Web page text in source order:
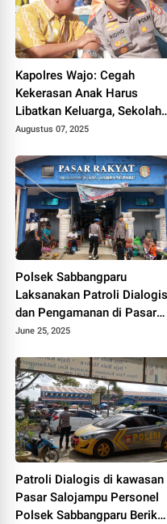
Kapolres Wajo: Cegah
Kekerasan Anak Harus
Libatkan Keluarga, Sekolah,
dan Masyarakat
Augustus 07, 2025
Polsek Sabbangparu
Laksanakan Patroli Dialogis
dan Pengamanan di Pasar
Rakyat Salojampu
June 25, 2025
Patroli Dialogis di kawasan
Pasar Salojampu Personel
Polsek Sabbangparu Berikan